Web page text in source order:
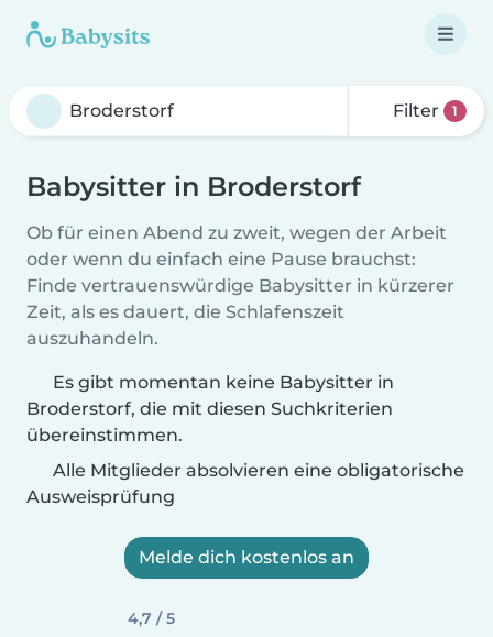
Filter 1
Babysitter in Broderstorf
Ob für einen Abend zu zweit, wegen der Arbeit
oder wenn du einfach eine Pause brauchst:
Finde vertrauenswürdige Babysitter in kürzerer
Zeit, als es dauert, die Schlafenszeit
auszuhandeln.
Es gibt momentan keine Babysitter in
Broderstorf, die mit diesen Suchkriterien
übereinstimmen.
Alle Mitglieder absolvieren eine obligatorische
Ausweisprüfung
Melde dich kostenlos an
4,7 / 5